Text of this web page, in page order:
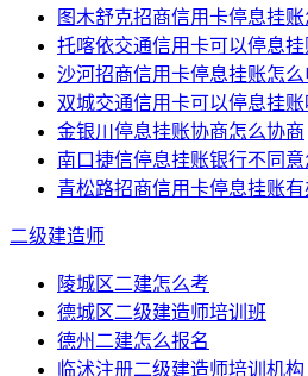
图木舒克招商信用卡停息挂
托喀依交通信用卡可以停息
沙河招商信用卡停息挂账怎
双城交通信用卡可以停息挂
金银川停息挂账协商怎么协商
南口捷信停息挂账银行不同
青松路招商信用卡停息挂账
二级建造师
陵城区二建怎么考
德城区二级建造师培训班
德州二建怎么报名
临沭注册二级建造师培训机构